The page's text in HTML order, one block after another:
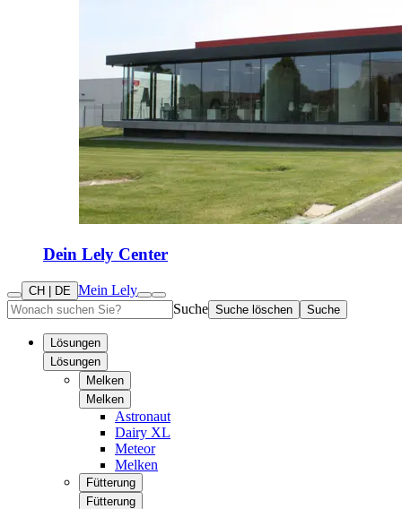
Dein Lely Center
CH | DE Mein Lely
Suche Suche löschen Suche
Lösungen
Lösungen
Melken
Melken
Astronaut
Dairy XL
Meteor
Melken
Fütterung
Fütterung